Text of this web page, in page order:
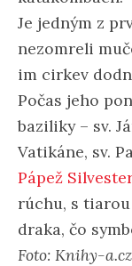
Je jedným z
nezomreli
im cirkev
Počas jeho
baziliky – sv.
Vatikáne, sv.
Pápež
rúchu, s
draka, čo
Foto: Knihy-a.cz